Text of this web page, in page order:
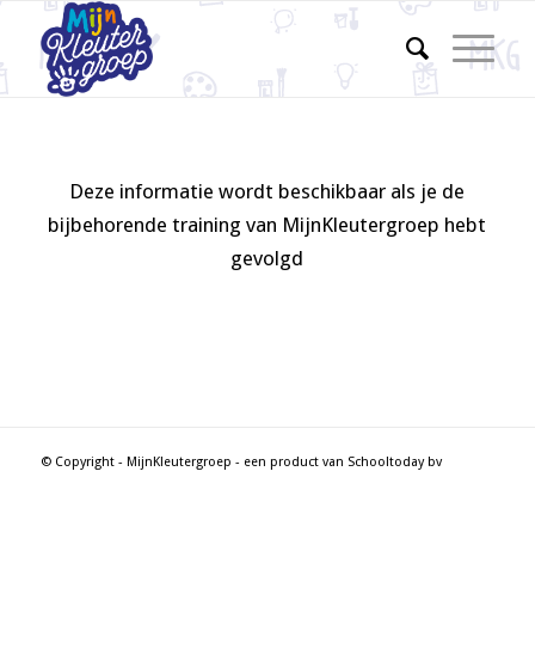
Deze informatie wordt beschikbaar als je de
bijbehorende training van MijnKleutergroep hebt
gevolgd
© Copyright - MijnKleutergroep - een product van Schooltoday bv